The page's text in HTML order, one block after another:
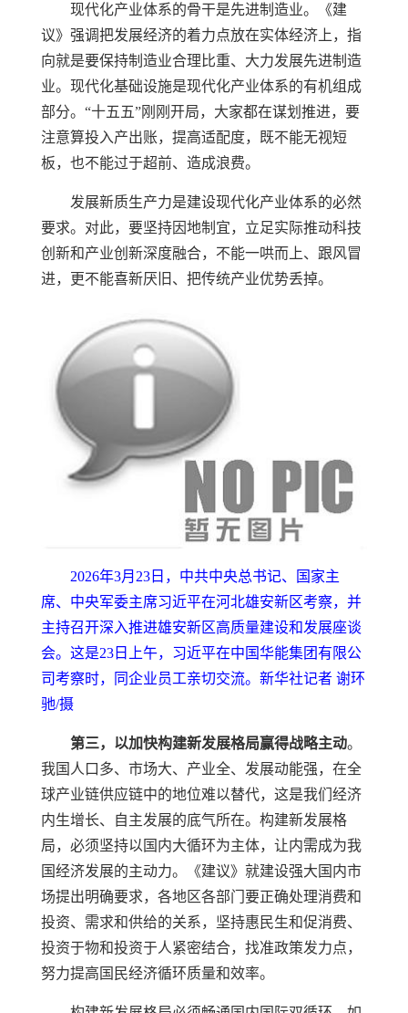
现代化产业体系的骨干是先进制造业。《建
议》强调把发展经济的着力点放在实体经济上，指
向就是要保持制造业合理比重、大力发展先进制造
业。现代化基础设施是现代化产业体系的有机组成
部分。“十五五”刚刚开局，大家都在谋划推进，要
注意算投入产出账，提高适配度，既不能无视短
板，也不能过于超前、造成浪费。
发展新质生产力是建设现代化产业体系的必然
要求。对此，要坚持因地制宜，立足实际推动科技
创新和产业创新深度融合，不能一哄而上、跟风冒
进，更不能喜新厌旧、把传统产业优势丢掉。
2026年3月23日，中共中央总书记、国家主
席、中央军委主席习近平在河北雄安新区考察，并
主持召开深入推进雄安新区高质量建设和发展座谈
会。这是23日上午，习近平在中国华能集团有限公
司考察时，同企业员工亲切交流。新华社记者 谢环
驰/摄
第三，以加快构建新发展格局赢得战略主动。
我国人口多、市场大、产业全、发展动能强，在全
球产业链供应链中的地位难以替代，这是我们经济
内生增长、自主发展的底气所在。构建新发展格
局，必须坚持以国内大循环为主体，让内需成为我
国经济发展的主动力。《建议》就建设强大国内市
场提出明确要求，各地区各部门要正确处理消费和
投资、需求和供给的关系，坚持惠民生和促消费、
投资于物和投资于人紧密结合，找准政策发力点，
努力提高国民经济循环质量和效率。